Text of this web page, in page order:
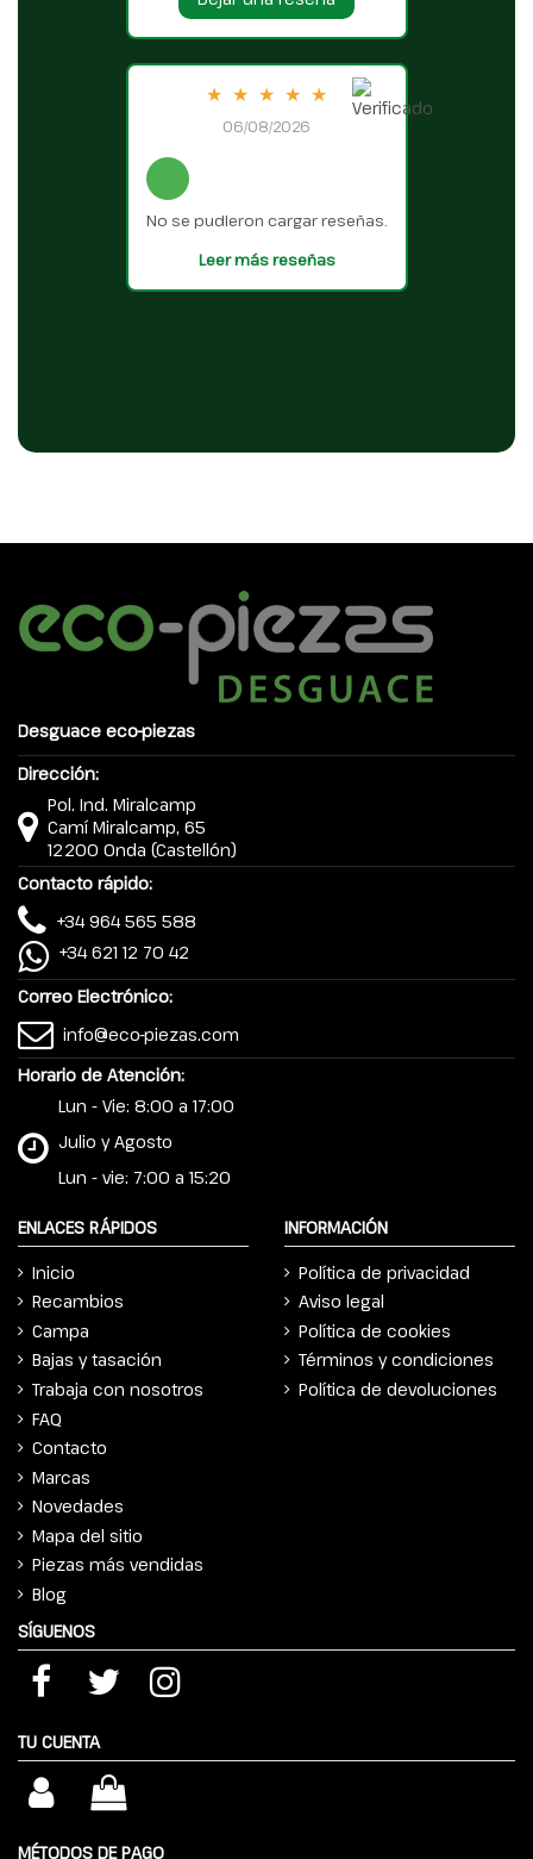
★ ★ ★ ★ ★
06/08/2026
No se pudieron cargar reseñas.
Leer más reseñas
Desguace eco-piezas
Dirección:
Pol. Ind. Miralcamp
Camí Miralcamp, 65
12200 Onda (Castellón)
Contacto rápido:
+34 964 565 588
+34 621 12 70 42
Correo Electrónico:
info@eco-piezas.com
Horario de Atención:
Lun - Vie: 8:00 a 17:00
Julio y Agosto
Lun - vie: 7:00 a 15:20
ENLACES RÁPIDOS
Inicio
Recambios
Campa
Bajas y tasación
Trabaja con nosotros
FAQ
Contacto
Marcas
Novedades
Mapa del sitio
Piezas más vendidas
Blog
INFORMACIÓN
Política de privacidad
Aviso legal
Política de cookies
Términos y condiciones
Política de devoluciones
SÍGUENOS
TU CUENTA
MÉTODOS DE PAGO